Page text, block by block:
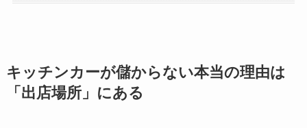
キッチンカーが儲からない本当の理由は
「出店場所」にある